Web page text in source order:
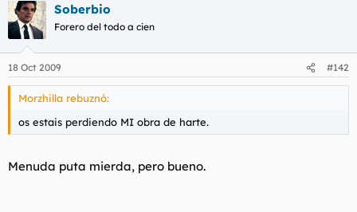
Soberbio
Forero del todo a cien
18 Oct 2009 #142
Morzhilla rebuznó:
os estais perdiendo MI obra de harte.
Menuda puta mierda, pero bueno.